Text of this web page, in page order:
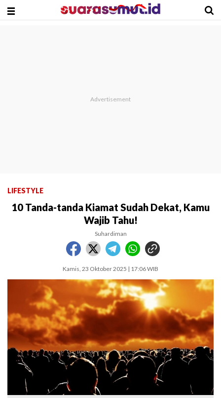
LIFESTYLE
10 Tanda-tanda Kiamat Sudah Dekat, Kamu
Wajib Tahu!
Suhardiman
Kamis, 23 Oktober 2025 | 17:06 WIB